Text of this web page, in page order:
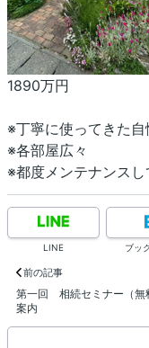
1890万円
※丁寧に使ってきた自
※各部屋広々
※都度メンテナンスし
LINE ブッ
前の記事
第一回 相続セミナー（無
案内